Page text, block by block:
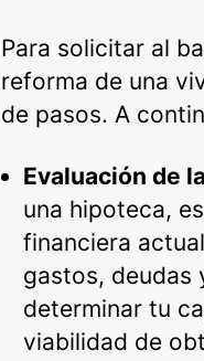
Para solicitar al
reforma de una
de pasos. A
Evaluación de
una hipoteca,
financiera
gastos, deudas
determinar tu
viabilidad de